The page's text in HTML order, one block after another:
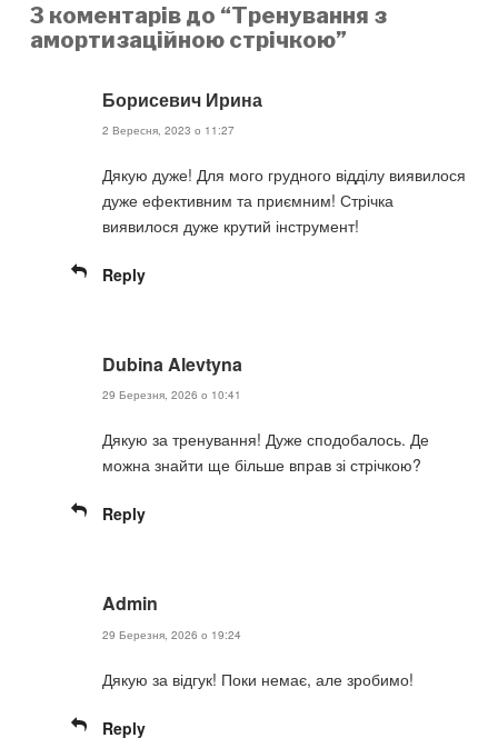
3 коментарів до “Тренування з
амортизаційною стрічкою”
Борисевич Ирина
2 Вересня, 2023 о 11:27
Дякую дуже! Для мого грудного відділу виявилося
дуже ефективним та приємним! Стрічка
виявилося дуже крутий інструмент!
Reply
Dubina Alevtyna
29 Березня, 2026 о 10:41
Дякую за тренування! Дуже сподобалось. Де
можна знайти ще більше вправ зі стрічкою?
Reply
Admin
29 Березня, 2026 о 19:24
Дякую за відгук! Поки немає, але зробимо!
Reply